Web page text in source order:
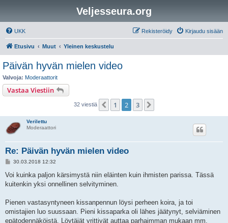
Veljesseura.org
UKK Kirjaudu sisään
Rekisteröidy
Etusivu Muut Yleinen keskustelu
Päivän hyvän mielen video
Valvoja: Moderaattorit
Vastaa Viestiin
32 viestiä Edellinen
1 2 3
Verilettu
Moderaattori
Re: Päivän hyvän mielen video
V
e
t
30.03.2018 12:32
Voi kuinka paljon kärsimystä niin eläinten kuin ihmisten parissa. Tässä
kuitenkin yksi onnellinen selvityminen.
Pienen vastasyntyneen kissanpennun löysi perheen koira, ja toi
omistajien luo suussaan. Pieni kissaparka oli lähes jäätynyt, selviäminen
epätodennäköistä. Löytäjät yrittivät auttaa parhaimman mukaan mm.